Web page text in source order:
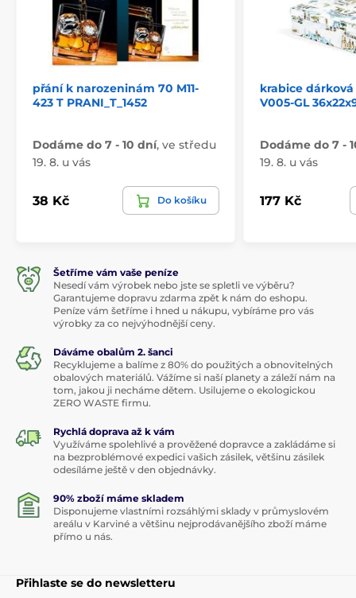
přání k narozeninám 70 M11-
423 T PRANI_T_1452
Dodáme do 7 - 10 dní, ve středu
19. 8. u vás
38 Kč Do košíku
krabice
V005-GL
Dodáme do 7 -
19. 8. u vás
177 Kč
Šetříme vám vaše peníze
Nesedí vám výrobek nebo jste se spletli ve výběru?
Garantujeme dopravu zdarma zpět k nám do eshopu.
Peníze vám šetříme i hned u nákupu, vybíráme pro vás
výrobky za co nejvýhodnější ceny.
Dáváme obalům 2. šanci
Recyklujeme a balíme z 80% do použitých a obnovitelných
obalových materiálů. Vážíme si naší planety a záleží nám na
tom, jakou ji necháme dětem. Usilujeme o ekologickou
ZERO WASTE firmu.
Rychlá doprava až k vám
Využíváme spolehlivé a prověžené dopravce a zakládáme si
na bezproblémové expedici vašich zásilek, většinu zásilek
odesíláme ještě v den objednávky.
90% zboží máme skladem
Disponujeme vlastními rozsáhlými sklady v průmyslovém
areálu v Karviné a většinu nejprodávanějšího zboží máme
přímo u nás.
Přihlaste se do newsletteru